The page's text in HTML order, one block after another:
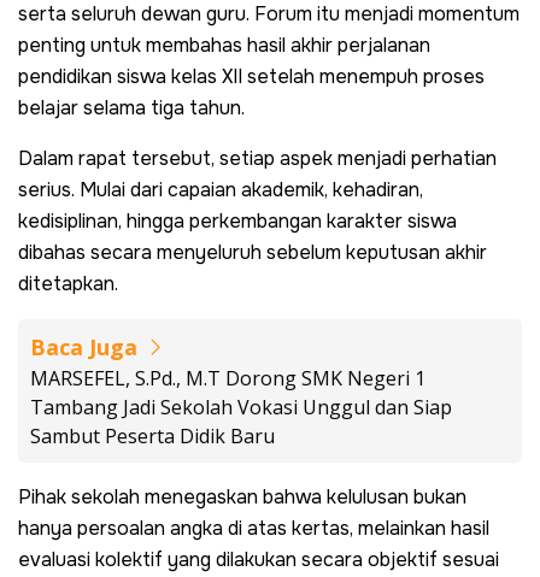
serta seluruh dewan guru. Forum itu menjadi momentum
penting untuk membahas hasil akhir perjalanan
pendidikan siswa kelas XII setelah menempuh proses
belajar selama tiga tahun.
Dalam rapat tersebut, setiap aspek menjadi perhatian
serius. Mulai dari capaian akademik, kehadiran,
kedisiplinan, hingga perkembangan karakter siswa
dibahas secara menyeluruh sebelum keputusan akhir
ditetapkan.
Baca Juga
MARSEFEL, S.Pd., M.T Dorong SMK Negeri 1
Tambang Jadi Sekolah Vokasi Unggul dan Siap
Sambut Peserta Didik Baru
Pihak sekolah menegaskan bahwa kelulusan bukan
hanya persoalan angka di atas kertas, melainkan hasil
evaluasi kolektif yang dilakukan secara objektif sesuai